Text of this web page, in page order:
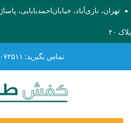
تهران، نازی‌آباد، خیابان‌احمد‌بابایی،
پلاک ۲۰
تماس بگیرید: ۰۲۱۵۵۰۷۲۵۱۱